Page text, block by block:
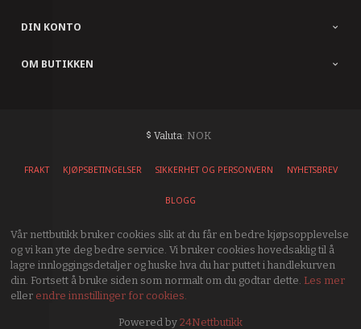
DIN KONTO
OM BUTIKKEN
Valuta: NOK
FRAKT KJØPSBETINGELSER SIKKERHET OG PERSONVERN NYHETSBREV
BLOGG
Vår nettbutikk bruker cookies slik at du får en bedre kjøpsopplevelse
og vi kan yte deg bedre service. Vi bruker cookies hovedsaklig til å
lagre innloggingsdetaljer og huske hva du har puttet i handlekurven
din. Fortsett å bruke siden som normalt om du godtar dette. Les mer
eller endre innstillinger for cookies.
Powered by 24Nettbutikk